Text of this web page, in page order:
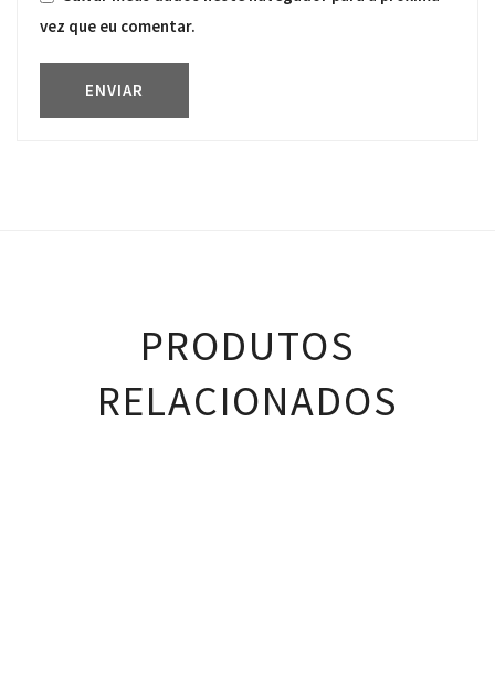
vez que eu comentar.
PRODUTOS
RELACIONADOS